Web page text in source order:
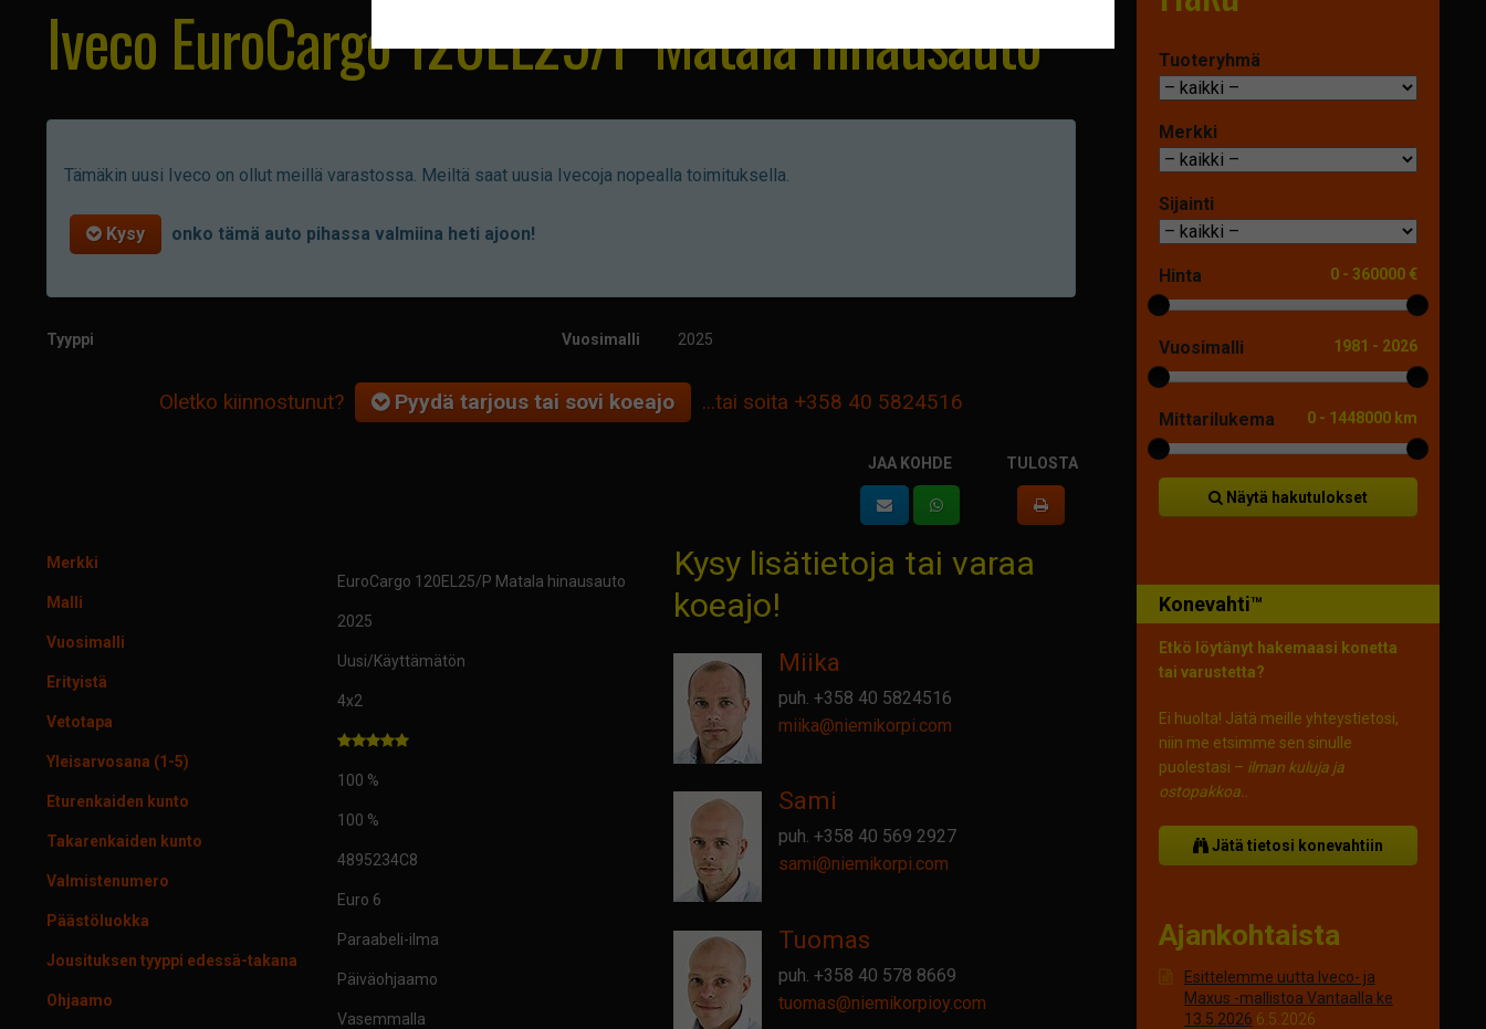
Iveco EuroCargo 120EL25/P Matala hinausauto
Tämäkin uusi Iveco on ollut meillä varastossa. Meiltä saat uusia Ivecoja nopealla toimituksella.
Kysy onko tämä auto pihassa valmiina heti ajoon!
Tyyppi Vuosimalli 2025
Oletko kiinnostunut? Pyydä tarjous tai sovi koeajo ...tai soita +358 40 5824516
JAA KOHDE TULOSTA
Merkki
Malli
EuroCargo 120EL25/P Matala hinausauto
Vuosimalli
2025
Erityistä
Uusi/Käyttämätön
Vetotapa
4x2
Yleisarvosana (1-5)
Eturenkaiden kunto
100 %
Takarenkaiden kunto
100 %
Valmistenumero
4895234C8
Päästöluokka
Euro 6
Jousituksen tyyppi edessä-takana
Paraabeli-ilma
Ohjaamo
Päiväohjaamo
Vasemmalla
Kysy lisätietoja tai varaa
koeajo!
Miika
puh. +358 40 5824516
miika@niemikorpi.com
Sami
puh. +358 40 569 2927
sami@niemikorpi.com
Tuomas
puh. +358 40 578 8669
tuomas@niemikorpioy.com
Tuoteryhmä
Merkki
Sijainti
0 -360000 €
Hinta
1981 - 2026
Vuosimalli
0 - 1448000 km
Mittarilukema
Näytä hakutulokset
Konevahti™
Etkö löytänyt hakemaasi konetta
tai varustetta?
Ei huolta! Jätä meille yhteystietosi,
niin me etsimme sen sinulle
puolestasi – ilman kuluja ja
ostopakkoa.
Jätä tietosi konevahtiin
Ajankohtaista
Esittelemme uutta Iveco- ja
Maxus -mallistoa Vantaalla ke
13.5.2026 6.5.2026